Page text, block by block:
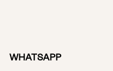
WHATSAPP